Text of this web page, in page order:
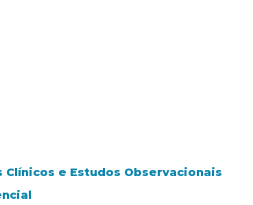
e Estudos Observacionais